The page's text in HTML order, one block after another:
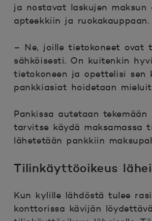
ja nostavat laskujen maksun
apteekkiin ja ruokakauppaan.
– Ne, joille tietokoneet ovat
sähköisesti. On kuitenkin
tietokoneen ja opettelisi
pankkiasiat hoidetaan
Pankissa autetaan
tarvitse käydä maksamassa
lähetetään pankkiin
Tilinkäyttöoikeus
Kun kylille lähdöstä tulee
konttorissa kävijän